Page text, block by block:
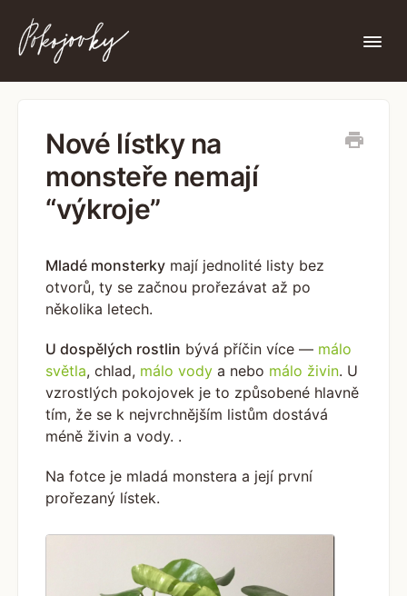
Nové lístky na
monsteře nemají
“výkroje”
Mladé monsterky mají jednolité listy bez
otvorů, ty se začnou prořezávat až po
několika letech.
U dospělých rostlin bývá příčin více — málo
světla, chlad, málo vody a nebo málo živin. U
vzrostlých pokojovek je to způsobené hlavně
tím, že se k nejvrchnějším listům dostává
méně živin a vody. .
Na fotce je mladá monstera a její první
prořezaný lístek.